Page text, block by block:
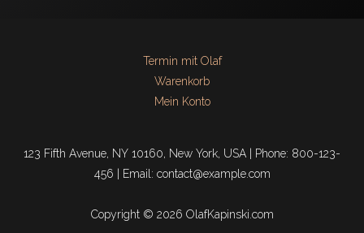
Termin mit Olaf
Warenkorb
Mein Konto
123 Fifth Avenue, NY 10160, New York, USA | Phone: 800-123-
456 | Email: contact@example.com
Copyright © 2026 OlafKapinski.com